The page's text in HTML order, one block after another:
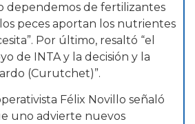
dependemos de fertilizantes
peces aportan los nutrientes
Por último, resaltó “el
de INTA y la decisión y la
(Curutchet)”.
Félix Novillo señaló
uno advierte nuevos